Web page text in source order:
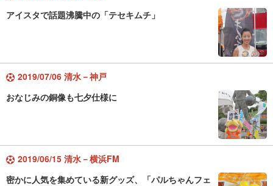
アイスタで話題沸騰中の「テセキムチ」
2019/07/06 清水－神戸
おなじみの銅像も七夕仕様に
2019/06/15 清水－横浜FM
密かに人気を集めている新グッズ、「パルちゃんフェ